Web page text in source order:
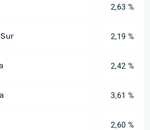
2,63 %
2,19 %
2,42 %
3,61 %
2,60 %